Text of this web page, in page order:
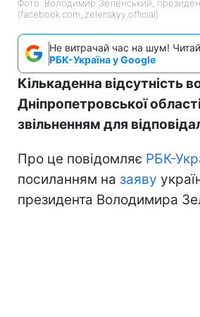
Фото: Володимир Зеленський,
(facebook.com_zelenskyy.official)
Не витрачай час на шум! Читай
РБК-Україна у Google
Кількаденна відсутність
Дніпропетровської
звільненням для
Про це повідомляє РБК-
посиланням на заяву
президента Володимира